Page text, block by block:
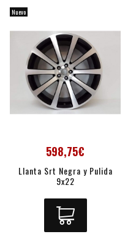
Nuevo
598,75€
Llanta Srt Negra y Pulida
9x22